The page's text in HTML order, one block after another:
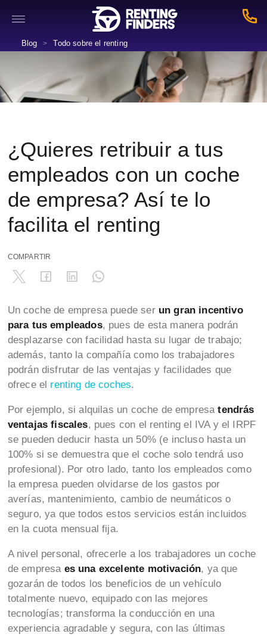
Blog > Todo sobre el renting
¿Quieres retribuir a tus
empleados con un coche
de empresa? Así te lo
facilita el renting
COMPARTIR
Un coche de empresa puede ser un gran incentivo
para tus empleados, pues de esta manera podrán
desplazarse con facilidad hasta su lugar de trabajo;
además, tanto la compañía como los trabajadores
podrán disfrutar de las ventajas y facilidades que
ofrece el renting de coches.
Por ejemplo, si alquilas un coche de empresatendrás
ventajas fiscales, pues con el renting el IVA y el IRPF
se pueden deducir hasta un 50% (e incluso hasta un
100% si se demuestra que el coche solo tendrá uso
profesional). Por otro lado, tanto los empleados como
la empresa pueden olvidarse de los gastos por
averías, mantenimiento, cambio de neumáticos o
seguro, ya que todos estos servicios están incluidos
en la cuota mensual fija.
A nivel personal, ofrecerle a los trabajadores un coche
de empresaes una excelente motivación, ya que
gozarán de todos los beneficios de un vehículo
totalmente nuevo, equipado con las mejores
tecnologías; transforma la conducción en una
experiencia agradable y segura, con las últimas